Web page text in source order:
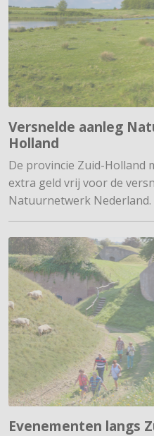
Versnelde aanleg
Holland
De provincie Zuid-Holland
extra geld vrij voor de
Natuurnetwerk Nederland.
Evenementen langs